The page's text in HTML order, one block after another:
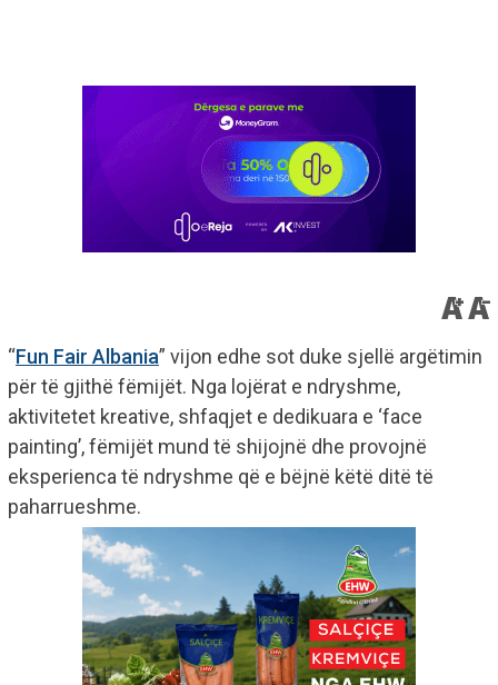
“Fun Fair Albania” vijon edhe sot duke sjellë argëtimin
për të gjithë fëmijët. Nga lojërat e ndryshme,
aktivitetet kreative, shfaqjet e dedikuara e ‘face
painting’, fëmijët mund të shijojnë dhe provojnë
eksperienca të ndryshme që e bëjnë këtë ditë të
paharrueshme.